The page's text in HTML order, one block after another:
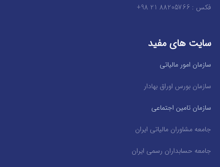
فکس : 88205766 21 98+
سایت های مفید
سازمان امور مالیاتی
سازمان بورس اوراق بهادار
سازمان تامین اجتماعی
جامعه مشاوران مالیاتی ایران
جامعه حسابداران رسمی ایران